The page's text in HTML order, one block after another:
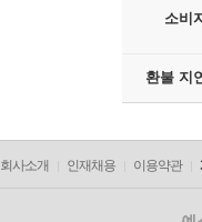
소비
환불 지
회사소개 인재채용 이용약관